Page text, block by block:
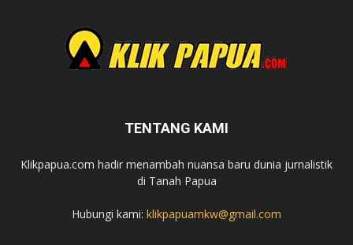
TENTANG KAMI
Klikpapua.com hadir menambah nuansa baru dunia jurnalistik
di Tanah Papua
Hubungi kami: klikpapuamkw@gmail.com